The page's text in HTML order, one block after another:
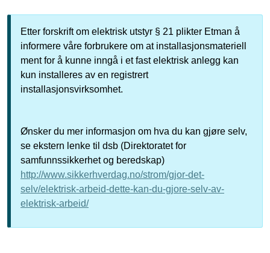
Etter forskrift om elektrisk utstyr § 21 plikter Etman å
informere våre forbrukere om at installasjonsmateriell
ment for å kunne inngå i et fast elektrisk anlegg kan
kun installeres av en registrert
installasjonsvirksomhet.
Ønsker du mer informasjon om hva du kan gjøre selv,
se ekstern lenke til dsb (Direktoratet for
samfunnssikkerhet og beredskap)
http://www.sikkerhverdag.no/strom/gjor-det-
selv/elektrisk-arbeid-dette-kan-du-gjore-selv-av-
elektrisk-arbeid/